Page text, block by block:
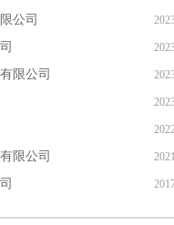
公司
限公司
限公司